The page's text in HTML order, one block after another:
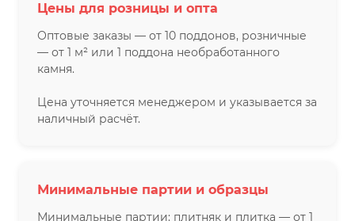
Цены для розницы и опта
Оптовые заказы — от 10 поддонов, розничные
— от 1 м² или 1 поддона необработанного
камня.
Цена уточняется менеджером и указывается за
наличный расчёт.
Минимальные партии и образцы
Минимальные партии: плитняк и плитка — от 1